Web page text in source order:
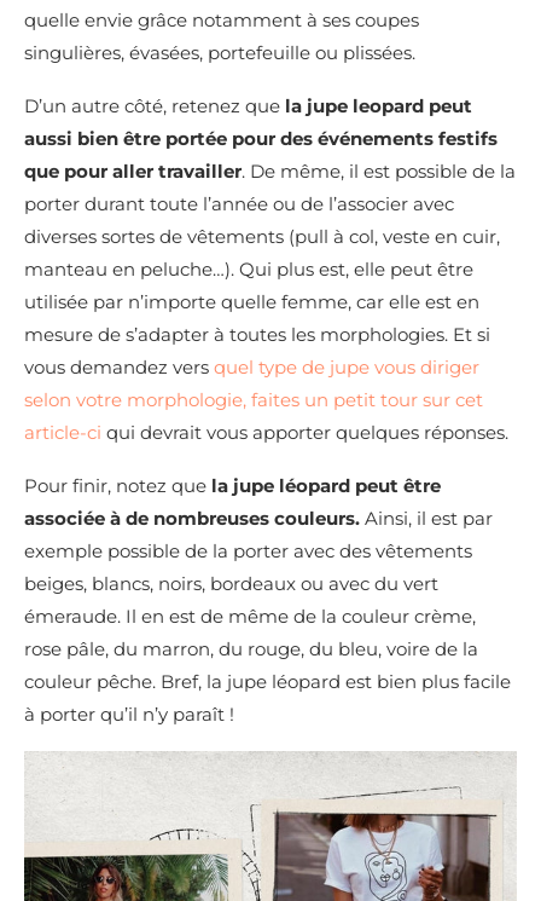
quelle envie grâce notamment à ses coupes
singulières, évasées, portefeuille ou plissées.
D’un autre côté, retenez que la jupe leopard peut
aussi bien être portée pour des événements festifs
que pour aller travailler. De même, il est possible de la
porter durant toute l’année ou de l’associer avec
diverses sortes de vêtements (pull à col, veste en cuir,
manteau en peluche…). Qui plus est, elle peut être
utilisée par n’importe quelle femme, car elle est en
mesure de s’adapter à toutes les morphologies. Et si
vous demandez vers quel type de jupe vous diriger
selon votre morphologie, faites un petit tour sur cet
article-ci qui devrait vous apporter quelques réponses.
Pour finir, notez que la jupe léopard peut être
associée à de nombreuses couleurs. Ainsi, il est par
exemple possible de la porter avec des vêtements
beiges, blancs, noirs, bordeaux ou avec du vert
émeraude. Il en est de même de la couleur crème,
rose pâle, du marron, du rouge, du bleu, voire de la
couleur pêche. Bref, la jupe léopard est bien plus facile
à porter qu’il n’y paraît !